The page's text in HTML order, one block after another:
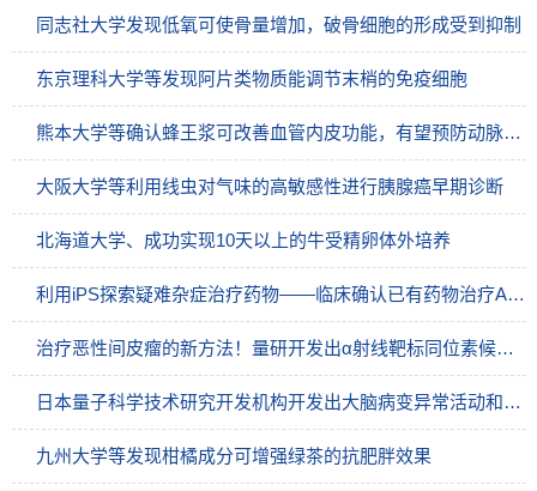
同志社大学发现低氧可使骨量增加，破骨细胞的形成受到抑制
东京理科大学等发现阿片类物质能调节末梢的免疫细胞
熊本大学等确认蜂王浆可改善血管内皮功能，有望预防动脉硬化和肝功能障碍
大阪大学等利用线虫对气味的高敏感性进行胰腺癌早期诊断
北海道大学、成功实现10天以上的牛受精卵体外培养
利用iPS探索疑难杂症治疗药物——临床确认已有药物治疗ALS“有效果”
治疗恶性间皮瘤的新方法！量研开发出α射线靶标同位素候选治疗药物，经小鼠确认肿瘤缩小、生存期延长
日本量子科学技术研究开发机构开发出大脑病变异常活动和蛋白质积累的成像技术
九州大学等发现柑橘成分可增强绿茶的抗肥胖效果